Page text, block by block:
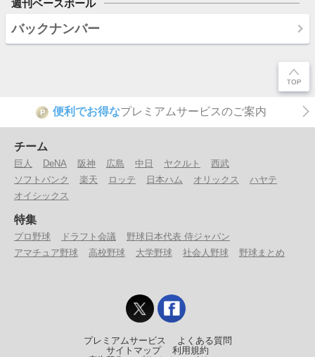
週刊ベースボール
バックナンバー
P 便利でお得なプレミアムサービスのご案内
チーム
巨人 DeNA 阪神 広島 中日 ヤクルト
西武
ソフトバンク
楽天 ロッテ 日本ハム オリックス
ハヤテ
オイシックス
特集
プロ野球 ドラフト会議
野球日本代表 侍ジャパン
アマチュア野球
高校野球 大学野球 社会人野球 野球まとめ
プレミアムサービス
よくある質問
サイトマップ
利用規約